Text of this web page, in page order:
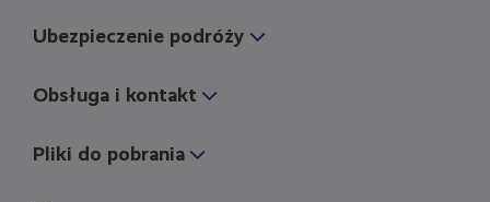
Ubezpieczenie podróży
Obsługa i kontakt
Pliki do pobrania